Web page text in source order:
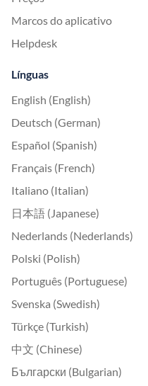
Marcos do aplicativo
Helpdesk
Línguas
English (English)
Deutsch (German)
Español (Spanish)
Français (French)
Italiano (Italian)
日本語 (Japanese)
Nederlands (Nederlands)
Polski (Polish)
Português (Portuguese)
Svenska (Swedish)
Türkçe (Turkish)
中文 (Chinese)
Български (Bulgarian)